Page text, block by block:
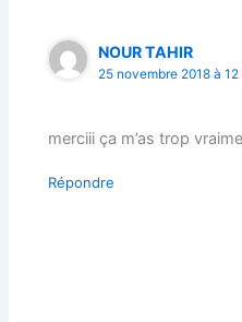
NOUR TAHIR
25 novembre 2018 à 12
merciii ça m’as trop
Répondre